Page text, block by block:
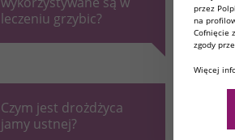
leczeniu grzybic?
Czym jest drożdżyca
jamy ustnej?
przez
na
Cofnięcie
zgody
Więcej